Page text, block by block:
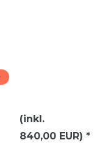
(inkl.
840,00 EUR) *